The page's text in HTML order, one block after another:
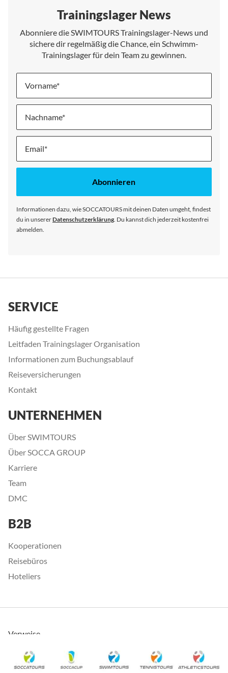
Trainingslager News
Abonniere die SWIMTOURS Trainingslager-News und
sichere dir regelmäßig die Chance, ein Schwimm-
Trainingslager für dein Team zu gewinnen.
Vorname
Nachname
Melde
für
Abonnieren
Informationen dazu, wie SOCCATOURS mit deinen Daten umgeht, findest
du in unsererDatenschutzerklärung . Du kannst dich jederzeit kostenfrei
abmelden.
SERVICE
Häufig gestellte Fragen
Leitfaden Trainingslager Organisation
Informationen zum Buchungsablauf
Reiseversicherungen
Kontakt
UNTERNEHMEN
Über SWIMTOURS
Über SOCCA GROUP
Karriere
Team
DMC
B2B
Kooperationen
Reisebüros
Hoteliers
Verweise